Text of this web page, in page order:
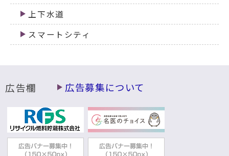
上下水道
スマートシティ
広告欄 広告募集について